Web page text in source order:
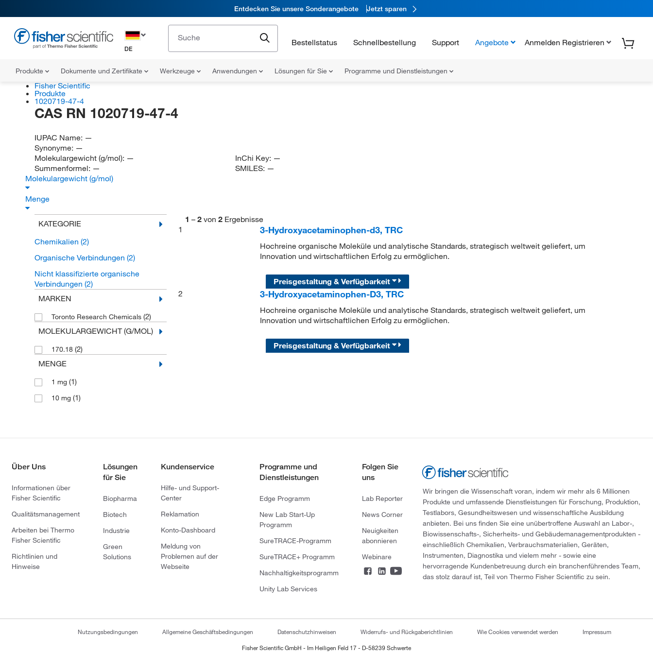
Entdecken Sie unsere Sonderangebote Jetzt sparen
DE
Bestellstatus Schnellbestellung Support Angebote Anmelden Registrieren
Produkte Dokumente und Zertifikate Werkzeuge Anwendungen Lösungen für Sie Programme und Dienstleistungen
Fisher Scientific
Produkte
1020719-47-4
CAS RN 1020719-47-4
IUPAC Name: —
Synonyme: —
Molekulargewicht (g/mol): —
Summenformel: —
InChi Key: —
SMILES: —
Molekulargewicht (g/mol)
Menge
KATEGORIE
Chemikalien (2)
Organische Verbindungen (2)
Nicht klassifizierte organische
Verbindungen (2)
MARKEN
Toronto Research Chemicals (2)
MOLEKULARGEWICHT (G/MOL)
170.18 (2)
MENGE
1 mg (1)
10 mg (1)
1 – 2 von 2 Ergebnisse
1
3-Hydroxyacetaminophen-d3, TRC
Hochreine organische Moleküle und analytische Standards, strategisch weltweit geliefert, um
Innovation und wirtschaftlichen Erfolg zu ermöglichen.
Preisgestaltung & Verfügbarkeit
2
3-Hydroxyacetaminophen-D3, TRC
Hochreine organische Moleküle und analytische Standards, strategisch weltweit geliefert, um
Innovation und wirtschaftlichen Erfolg zu ermöglichen.
Preisgestaltung & Verfügbarkeit
Über Uns
Informationen über
Fisher Scientific
Qualitätsmanagement
Arbeiten bei Thermo
Fisher Scientific
Richtlinien und
Hinweise
Lösungen
für Sie
Biopharma
Biotech
Industrie
Green
Solutions
Kundenservice
Hilfe- und Support-
Center
Reklamation
Konto-Dashboard
Meldung von
Problemen auf der
Webseite
Programme und
Dienstleistungen
Edge Programm
New Lab Start-Up
Programm
SureTRACE-Programm
SureTRACE+ Programm
Nachhaltigkeitsprogramm
Unity Lab Services
Folgen Sie
uns
Lab Reporter
News Corner
Neuigkeiten
abonnieren
Webinare
Wir bringen die Wissenschaft voran, indem wir mehr als 6 Millionen
Produkte und umfassende Dienstleistungen für Forschung, Produktion,
Testlabors, Gesundheitswesen und wissenschaftliche Ausbildung
anbieten. Bei uns finden Sie eine unübertroffene Auswahl an Labor-,
Biowissenschafts-, Sicherheits- und Gebäudemanagementprodukten -
einschließlich Chemikalien, Verbrauchsmaterialien, Geräten,
Instrumenten, Diagnostika und vielem mehr - sowie eine
hervorragende Kundenbetreuung durch ein branchenführendes Team,
das stolz darauf ist, Teil von Thermo Fisher Scientific zu sein.
Nutzungsbedingungen Allgemeine Geschäftsbedingungen Datenschutzhinweisen Widerrufs- und Rückgaberichtlinien Wie Cookies verwendet werden Impressum
Fisher Scientific GmbH - Im Heiligen Feld 17 - D-58239 Schwerte